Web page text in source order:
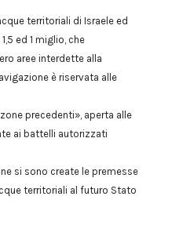
territoriali di Israele ed
ed 1 miglio, che
aree interdette alla
è riservata alle
precedenti», aperta alle
ai battelli autorizzati
si sono create le premesse
territoriali al futuro Stato